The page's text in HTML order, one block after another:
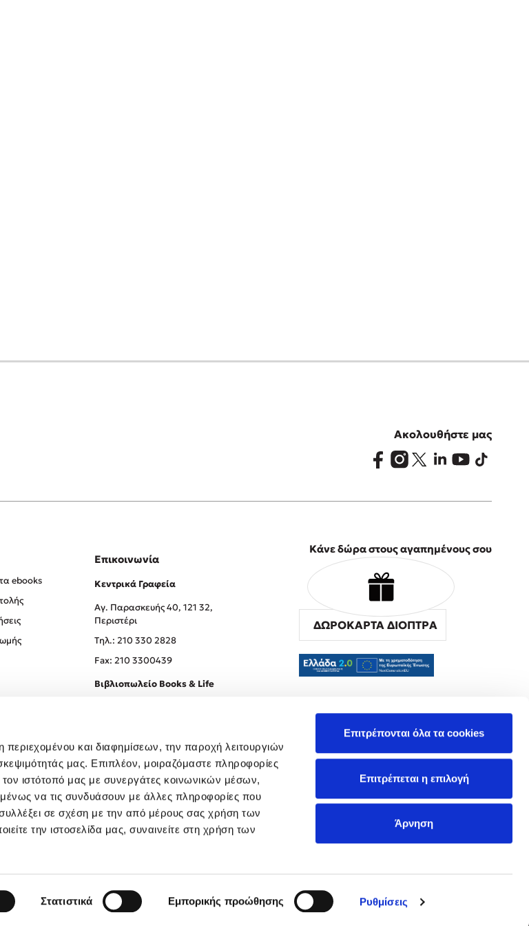
περιεχομένου και διαφημίσεων, την παροχή λειτουργιών
μας. Επιπλέον, μοιραζόμαστε πληροφορίες
ιστότοπό μας με συνεργάτες κοινωνικών μέσων,
να τις συνδυάσουν με άλλες πληροφορίες που
σε σχέση με την από μέρους σας χρήση των
την ιστοσελίδα μας, συναινείτε στη χρήση των
Στατιστικά Εμπορικής προώθησης Ρυθμίσεις
Επιτρέπονται όλα τα cookies
Επιτρέπεται η επιλογή
Άρνηση
Ακολουθήστε μας
ebooks
Επικοινωνία
Κεντρικά Γραφεία
Αγ. Παρασκευής 40, 121 32,
Περιστέρι
Tηλ.: 210 330 2828
Fax: 210 3300439
Βιβλιοπωλείο Books & Life
Κάνε δώρα στους αγαπημένους σου
ΔΩΡΟΚΑΡΤΑ ΔΙΟΠΤΡΑ
Created by Powered by